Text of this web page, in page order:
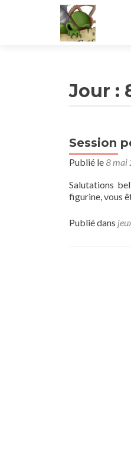
Jour :
Session
Publié le8 mai
Salutations
figurine, vous
Publié dans